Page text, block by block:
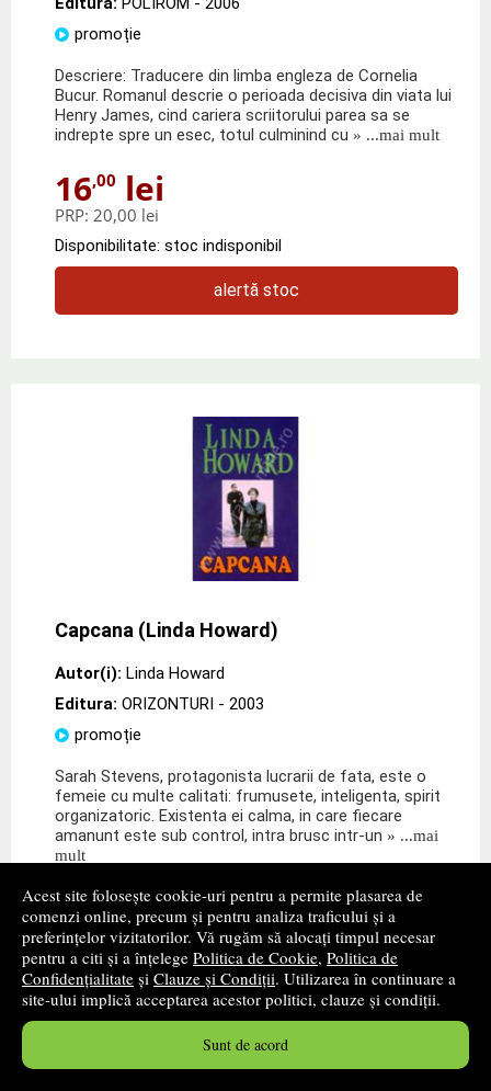
Acest site folosește cookie-uri pentru a permite plasarea de
comenzi online, precum și pentru analiza traficului și a
preferințelor vizitatorilor. Vă rugăm să alocați timpul necesar
pentru a citi și a înțelege Politica de Cookie, Politica de
Confidențialitate și Clauze și Condiții. Utilizarea în continuare a
site-ului implică acceptarea acestor politici, clauze și condiții.
Sunt de acord
promoție
Descriere: Traducere din limba engleza de Cornelia
Bucur. Romanul descrie o perioada decisiva din viata lui
Henry James, cind cariera scriitorului parea sa se
indrepte spre un esec, totul culminind cu » ...mai mult
16,00 lei
PRP: 20,00 lei
Disponibilitate: stoc indisponibil
alertă stoc
Capcana (Linda Howard)
Autor(i): Linda Howard
Editura: ORIZONTURI - 2003
promoție
Sarah Stevens, protagonista lucrarii de fata, este o
femeie cu multe calitati: frumusete, inteligenta, spirit
organizatoric. Existenta ei calma, in care fiecare
amanunt este sub control, intra brusc intr-un » ...mai
mult
17,00lei
PRP:20,00 lei
Disponibilitate: stoc indisponibil
alertă stoc